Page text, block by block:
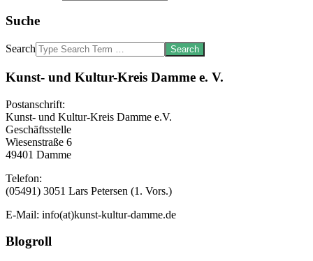
Suche
Search
Kunst- und Kultur-Kreis Damme e. V.
Postanschrift:
Kunst- und Kultur-Kreis Damme e.V.
Geschäftsstelle
Wiesenstraße 6
49401 Damme
Telefon:
(05491) 3051 Lars Petersen (1. Vors.)
E-Mail: info(at)kunst-kultur-damme.de
Blogroll